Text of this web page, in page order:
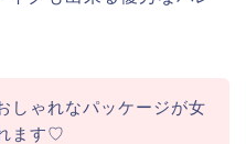
しゃれなパッケージが女
ます♡